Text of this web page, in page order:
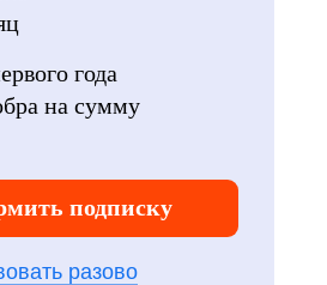
года
на сумму
подписку
разово